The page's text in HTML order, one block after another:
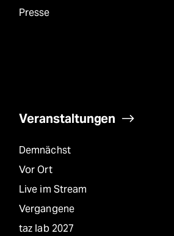
Presse
Veranstaltungen
Demnächst
Vor Ort
Live im Stream
Vergangene
taz lab 2027